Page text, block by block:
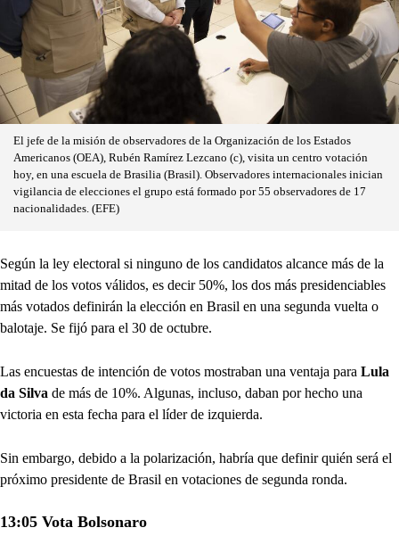
El jefe de la misión de observadores de la Organización de los Estados
Americanos (OEA), Rubén Ramírez Lezcano (c), visita un centro votación
hoy, en una escuela de Brasilia (Brasil). Observadores internacionales inician
vigilancia de elecciones el grupo está formado por 55 observadores de 17
nacionalidades. (EFE)
Según la ley electoral si ninguno de los candidatos alcance más de la
mitad de los votos válidos, es decir 50%, los dos más presidenciables
más votados definirán la elección en Brasil en una segunda vuelta o
balotaje. Se fijó para el 30 de octubre.
Las encuestas de intención de votos mostraban una ventaja para Lula
da Silva de más de 10%. Algunas, incluso, daban por hecho una
victoria en esta fecha para el líder de izquierda.
Sin embargo, debido a la polarización, habría que definir quién será el
próximo presidente de Brasil en votaciones de segunda ronda.
13:05 Vota Bolsonaro